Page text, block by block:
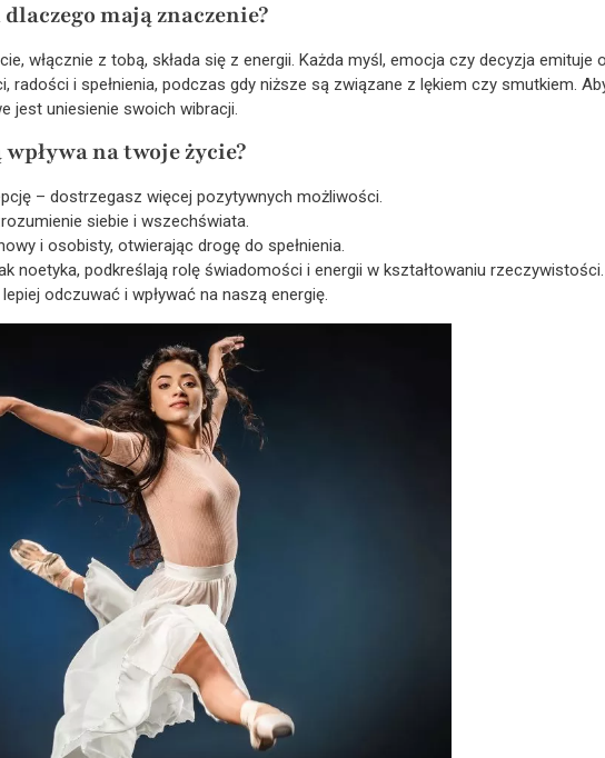
mają znaczenie?
włącznie z tobą, składa się z energii. Każda myśl, emocja czy decyzja emituje
radości i spełnienia, podczas gdy niższe są związane z lękiem czy smutkiem.
jest uniesienie swoich wibracji.
na twoje życie?
– dostrzegasz więcej pozytywnych możliwości.
siebie i wszechświata.
i osobisty, otwierając drogę do spełnienia.
noetyka, podkreślają rolę świadomości i energii w kształtowaniu
odczuwać i wpływać na naszą energię.